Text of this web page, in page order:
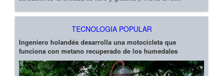
TECNOLOGIA POPULAR
Ingeniero holandés desarrolla una motocicleta que
funciona con metano recuperado de los humedales